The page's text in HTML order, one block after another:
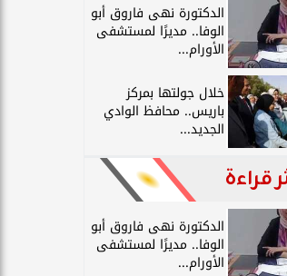
الدكتورة نهى فاروق أبو
الوفا.. مديرًا لمستشفى
الأورام...
خلال جولتها بمركز
باريس.. محافظ الوادي
الجديد...
قراءة
الدكتورة نهى فاروق أبو
الوفا.. مديرًا لمستشفى
الأورام...